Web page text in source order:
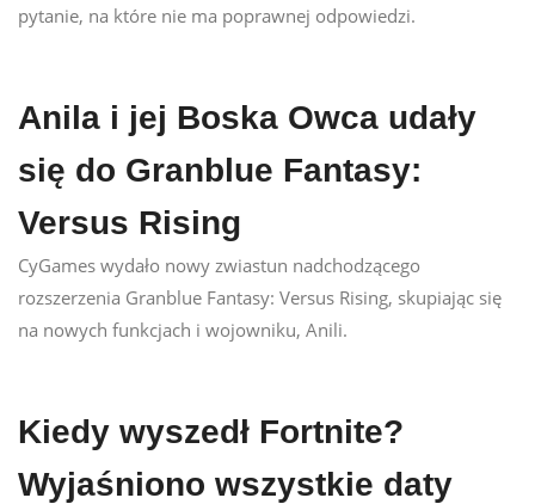
pytanie, na które nie ma poprawnej odpowiedzi.
Anila i jej Boska Owca udały
się do Granblue Fantasy:
Versus Rising
CyGames wydało nowy zwiastun nadchodzącego
rozszerzenia Granblue Fantasy: Versus Rising, skupiając się
na nowych funkcjach i wojowniku, Anili.
Kiedy wyszedł Fortnite?
Wyjaśniono wszystkie daty